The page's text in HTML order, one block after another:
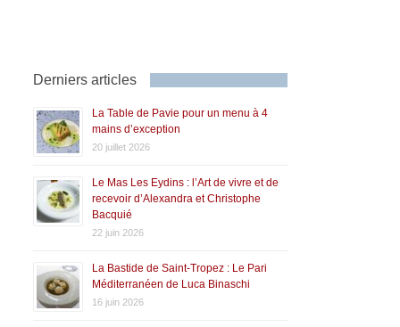
Derniers articles
La Table de Pavie pour un menu à 4
mains d’exception
20 juillet 2026
Le Mas Les Eydins : l’Art de vivre et de
recevoir d’Alexandra et Christophe
Bacquié
22 juin 2026
La Bastide de Saint-Tropez : Le Pari
Méditerranéen de Luca Binaschi
16 juin 2026